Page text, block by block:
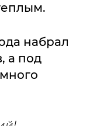
набрал
а под